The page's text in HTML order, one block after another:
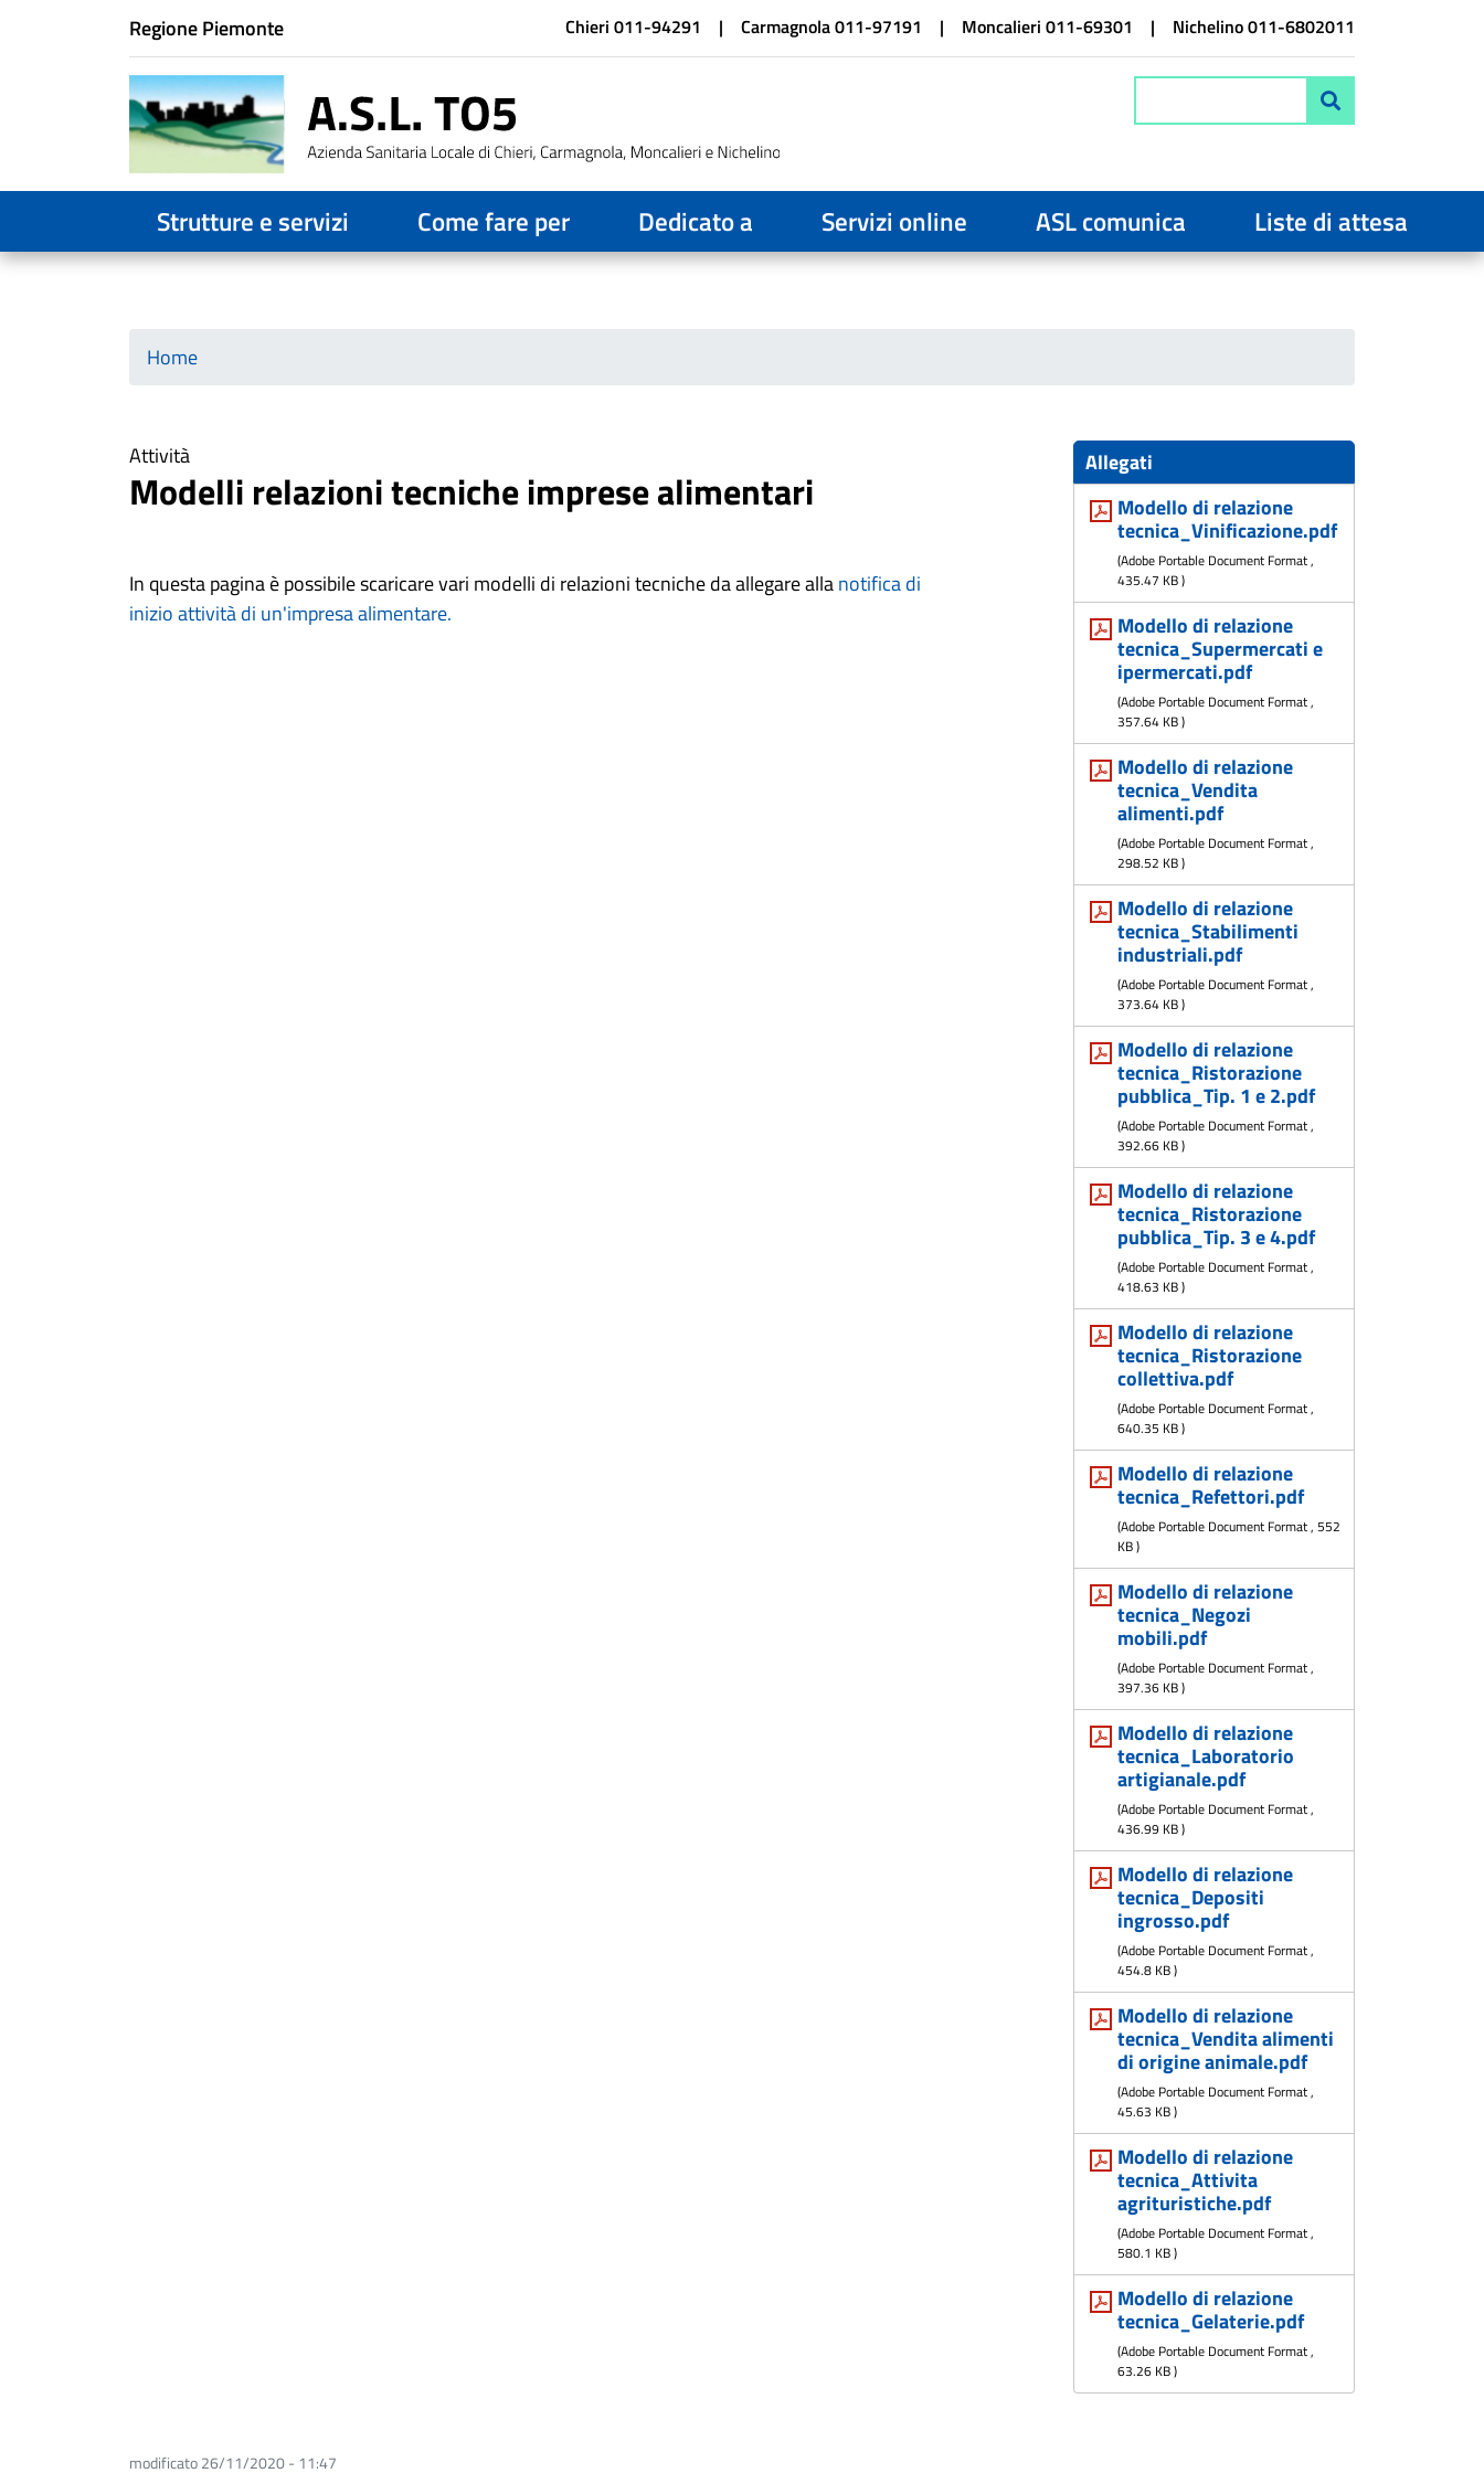
Salta
al
Istituzione di appartenenza
Regione Piemonte Chieri 011-94291 Carmagnola 011-97191 Moncalieri 011-69301 Nichelino 011-6802011
Strutture e servizi Come fare per Dedicato a Servizi online ASL comunica Liste di attesa
Home
Attività
Modelli relazioni tecniche imprese alimentari
In questa pagina è possibile scaricare vari modelli di relazioni tecniche da allegare allanotifica di
inizio attività di un'impresa alimentare.
Allegati
Modello di relazione
tecnica_Vinificazione.pdf
(Adobe Portable Document Format,
435.47 KB)
Modello di relazione
tecnica_Supermercati e
ipermercati.pdf
(Adobe Portable Document Format,
357.64 KB)
Modello di relazione
tecnica_Vendita
alimenti.pdf
(Adobe Portable Document Format,
298.52 KB)
Modello di relazione
tecnica_Stabilimenti
industriali.pdf
(Adobe Portable Document Format,
373.64 KB)
Modello di relazione
tecnica_Ristorazione
pubblica_Tip. 1 e 2.pdf
(Adobe Portable Document Format,
392.66 KB)
Modello di relazione
tecnica_Ristorazione
pubblica_Tip. 3 e 4.pdf
(Adobe Portable Document Format,
418.63 KB)
Modello di relazione
tecnica_Ristorazione
collettiva.pdf
(Adobe Portable Document Format,
640.35 KB)
Modello di relazione
tecnica_Refettori.pdf
(Adobe Portable Document Format, 552
KB)
Modello di relazione
tecnica_Negozi
mobili.pdf
(Adobe Portable Document Format,
397.36 KB)
Modello di relazione
tecnica_Laboratorio
artigianale.pdf
(Adobe Portable Document Format,
436.99 KB)
Modello di relazione
tecnica_Depositi
ingrosso.pdf
(Adobe Portable Document Format,
454.8 KB)
Modello di relazione
tecnica_Vendita alimenti
di origine animale.pdf
(Adobe Portable Document Format,
45.63 KB)
Modello di relazione
tecnica_Attivita
agrituristiche.pdf
(Adobe Portable Document Format,
580.1 KB)
Modello di relazione
tecnica_Gelaterie.pdf
(Adobe Portable Document Format,
63.26 KB)
modificato 26/11/2020 - 11:47